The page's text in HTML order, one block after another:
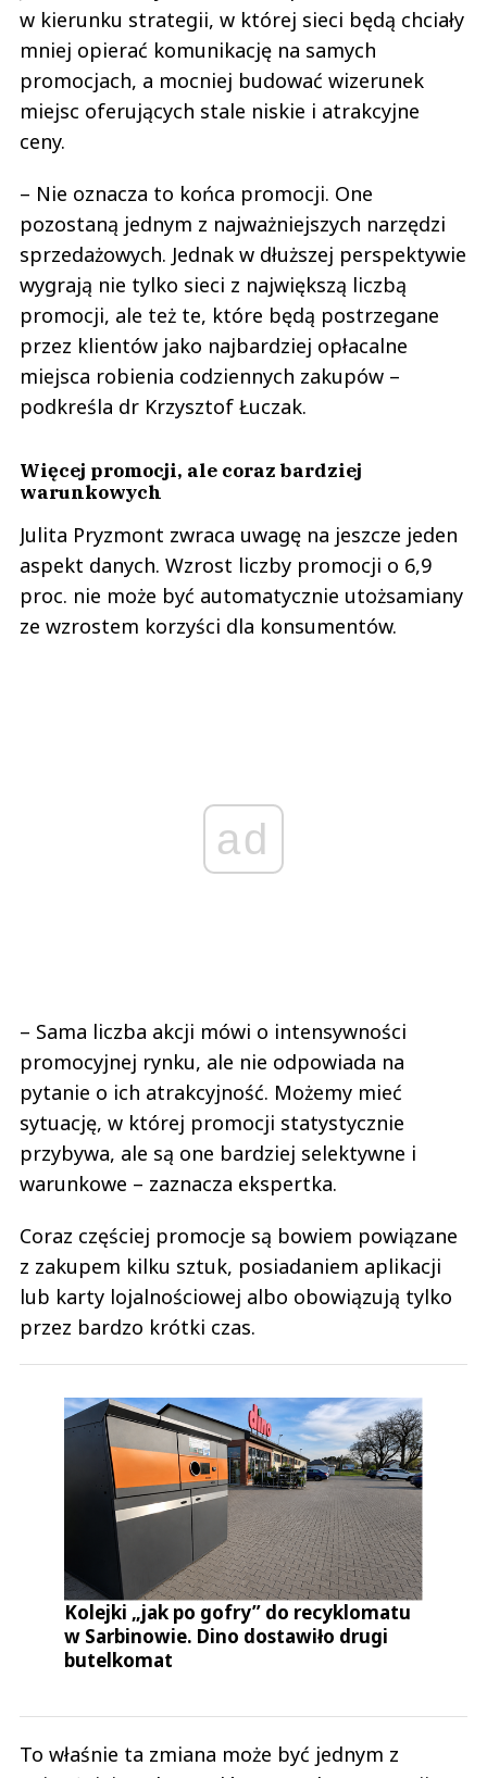
w kierunku strategii, w której sieci będą chciały
mniej opierać komunikację na samych
promocjach, a mocniej budować wizerunek
miejsc oferujących stale niskie i atrakcyjne
ceny.
– Nie oznacza to końca promocji. One
pozostaną jednym z najważniejszych narzędzi
sprzedażowych. Jednak w dłuższej perspektywie
wygrają nie tylko sieci z największą liczbą
promocji, ale też te, które będą postrzegane
przez klientów jako najbardziej opłacalne
miejsca robienia codziennych zakupów –
podkreśla dr Krzysztof Łuczak.
Więcej promocji, ale coraz bardziej
warunkowych
Julita Pryzmont zwraca uwagę na jeszcze jeden
aspekt danych. Wzrost liczby promocji o 6,9
proc. nie może być automatycznie utożsamiany
ze wzrostem korzyści dla konsumentów.
ad
– Sama liczba akcji mówi o intensywności
promocyjnej rynku, ale nie odpowiada na
pytanie o ich atrakcyjność. Możemy mieć
sytuację, w której promocji statystycznie
przybywa, ale są one bardziej selektywne i
warunkowe – zaznacza ekspertka.
Coraz częściej promocje są bowiem powiązane
z zakupem kilku sztuk, posiadaniem aplikacji
lub karty lojalnościowej albo obowiązują tylko
przez bardzo krótki czas.
Kolejki „jak po gofry” do recyklomatu
w Sarbinowie. Dino dostawiło drugi
butelkomat
To właśnie ta zmiana może być jednym z